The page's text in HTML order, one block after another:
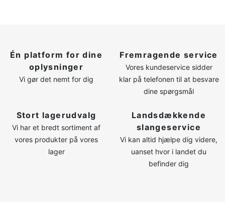
Én platform for dine
oplysninger
Vi gør det nemt for dig
Fremragende service
Vores kundeservice sidder
klar på telefonen til at besvare
dine spørgsmål
Stort lagerudvalg
Vi har et bredt sortiment af
vores produkter på vores
lager
Landsdækkende
slangeservice
Vi kan altid hjælpe dig videre,
uanset hvor i landet du
befinder dig